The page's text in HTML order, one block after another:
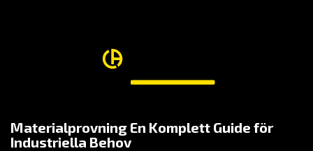
Materialprovning En Komplett Guide för
Industriella Behov